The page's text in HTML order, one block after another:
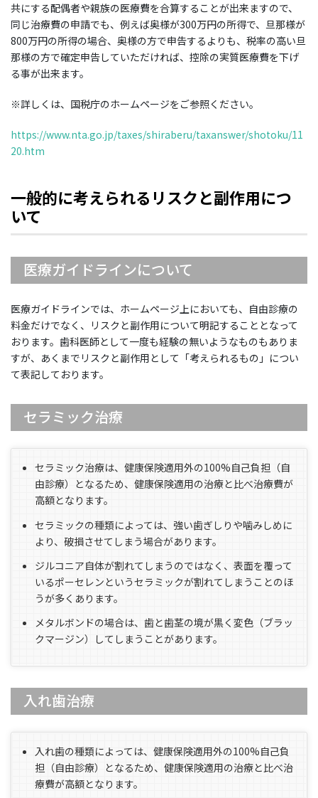
共にする配偶者や親族の医療費を合算することが出来ますので、
同じ治療費の申請でも、 例えば奥様が300万円の所得で、旦那様が
800万円の所得の場合、奥様の方で申告するよりも、税率の高い旦
那様の方で確定申告していただければ、控除の実質医療費を下げ
る事が出来ます。
※詳しくは、国税庁のホームページをご参照ください。
https://www.nta.go.jp/taxes/shiraberu/taxanswer/shotoku/11
20.htm
一般的に考えられるリスクと副作用につ
いて
医療ガイドラインについて
医療ガイドラインでは、ホームページ上においても、自由診療の
料金だけでなく、リスクと副作用について明記することとなって
おります。歯科医師として一度も経験の無いようなものもありま
すが、あくまでリスクと副作用として「考えられるもの」につい
て表記しております。
セラミック治療
セラミック治療は、健康保険適用外の100%自己負担（自
由診療）となるため、健康保険適用の治療と比べ治療費が
高額となります。
セラミックの種類によっては、強い歯ぎしりや噛みしめに
より、破損させてしまう場合があります。
ジルコニア自体が割れてしまうのではなく、表面を覆って
いるポーセレンというセラミックが割れてしまうことのほ
うが多くあります。
メタルボンドの場合は、歯と歯茎の境が黒く変色（ブラッ
クマージン）してしまうことがあります。
入れ歯治療
入れ歯の種類によっては、健康保険適用外の100%自己負
担（自由診療）となるため、健康保険適用の治療と比べ治
療費が高額となります。